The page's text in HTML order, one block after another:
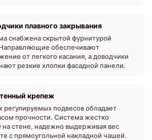
плавного закрывания
снабжена скрытой фурнитурой
обеспечивают
от легкого касания, а доводчики
резкие хлопки фасадной панели.
крепеж
регулируемых подвесов обладает
прочности. Система жестко
на стене, надежно выдерживая вес
с прямоугольной накладной чашей.